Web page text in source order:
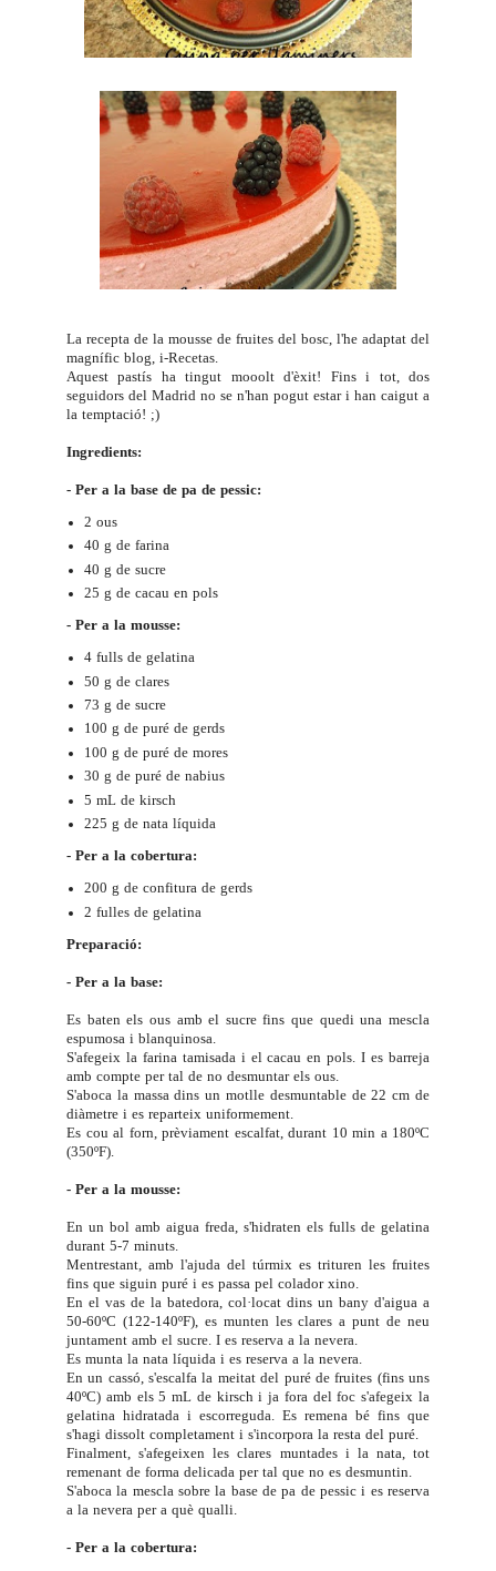
La recepta de la mousse de fruites del bosc, l'he adaptat del
magnífic blog, i-Recetas
Aquest pastís ha tingut mooolt d'èxit! Fins i tot, dos
seguidors del Madrid no se n'han pogut estar i han caigut a
la temptació! ;)
Ingredients:
- Per a la base de pa de pessic:
2 ous
40 g de farina
40 g de sucre
25 g de cacau en pols
- Per a la mousse:
4 fulls de gelatina
50 g de clares
73 g de sucre
100 g de puré de gerds
100 g de puré de mores
30 g de puré de nabius
5 mL de kirsch
225 g de nata líquida
- Per a la cobertura:
200 g de confitura de gerds
2 fulles de gelatina
Preparació:
- Per a la base:
Es baten els ous amb el sucre fins que quedi una mescla
espumosa i blanquinosa.
S'afegeix la farina tamisada i el cacau en pols. I es barreja
amb compte per tal de no desmuntar els ous.
S'aboca la massa dins un motlle desmuntable de 22 cm de
diàmetre i es reparteix uniformement.
Es cou al forn, prèviament escalfat, durant 10 min a 180ºC
(350ºF).
- Per a la mousse:
En un bol amb aigua freda, s'hidraten els fulls de gelatina
durant 5-7 minuts.
Mentrestant, amb l'ajuda del túrmix es trituren les fruites
fins que siguin puré i es passa pel colador xino.
En el vas de la batedora, col·locat dins un bany d'aigua a
50-60ºC (122-140ºF), es munten les clares a punt de neu
juntament amb el sucre. I es reserva a la nevera.
Es munta la nata líquida i es reserva a la nevera.
En un cassó, s'escalfa la meitat del puré de fruites (fins uns
40ºC) amb els 5 mL de kirsch i ja fora del foc s'afegeix la
gelatina hidratada i escorreguda. Es remena bé fins que
s'hagi dissolt completament i s'incorpora la resta del puré.
Finalment, s'afegeixen les clares muntades i la nata, tot
remenant de forma delicada per tal que no es desmuntin.
S'aboca la mescla sobre la base de pa de pessic i es reserva
a la nevera per a què qualli.
- Per a la cobertura: